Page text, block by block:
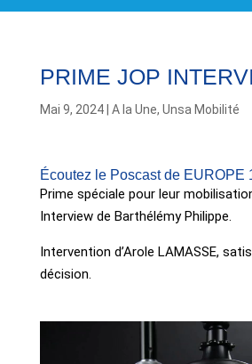
PRIME JOP
Mai 9, 2024| A la Une, Unsa Mobilité
Écoutez le Poscast de EUROPE
Prime spéciale pour leur
Interview de Barthélémy Philippe.
Intervention d’Arole LAMASSE,
décision.